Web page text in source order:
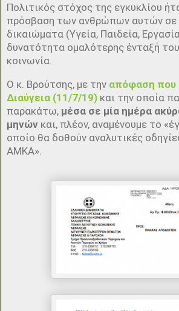
Πολιτικός στόχος της εγκυκλίου
πρόσβαση των ανθρώπων αυτών σε
δικαιώματα (Υγεία, Παιδεία,
δυνατότητα ομαλότερης ένταξή
κοινωνία.
Ο κ. Βρούτσης, με την απόφαση που
Διαύγεια (11/7/19) και την οποία
παρακάτω, μέσα σε μία ημέρα
μηνών και, πλέον, αναμένουμε το
οποίο θα δοθούν αναλυτικές
ΑΜΚΑ».